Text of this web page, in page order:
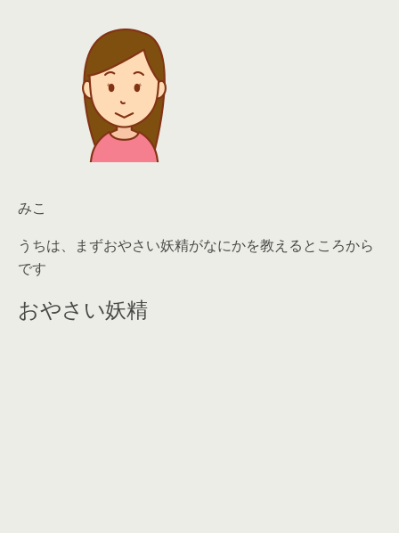
みこ
うちは、まずおやさい妖精がなにかを教えるところから
です
おやさい妖精